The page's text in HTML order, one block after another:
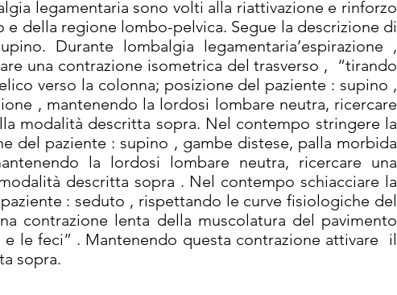
legamentaria sono volti alla riattivazione e rinforzo
della regione lombo-pelvica. Segue la descrizione di
Durante lombalgia legamentaria’espirazione ,
una contrazione isometrica del trasverso , “tirando
verso la colonna; posizione del paziente : supino ,
, mantenendo la lordosi lombare neutra, ricercare
modalità descritta sopra. Nel contempo stringere la
del paziente : supino , gambe distese, palla morbida
la lordosi lombare neutra, ricercare una
descritta sopra . Nel contempo schiacciare la
: seduto , rispettando le curve fisiologiche del
contrazione lenta della muscolatura del pavimento
le feci” . Mantenendo questa contrazione attivare il
sopra.